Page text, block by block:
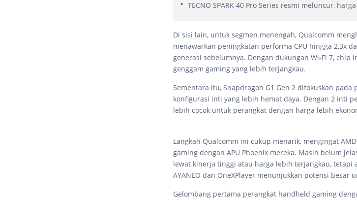
TECNO SPARK 40 Pro Series resmi meluncur,
Di sisi lain, untuk segmen menengah, Qualcomm
menawarkan peningkatan performa CPU hingga 2,3x
generasi sebelumnya. Dengan dukungan Wi-Fi 7, chip
genggam gaming yang lebih terjangkau.
Sementara itu, Snapdragon G1 Gen 2 difokuskan
konfigurasi inti yang lebih hemat daya. Dengan 2 inti
lebih cocok untuk perangkat dengan harga lebih
Langkah Qualcomm ini cukup menarik, mengingat
gaming dengan APU Phoenix mereka. Masih belum
lewat kinerja tinggi atau harga lebih terjangkau, tetapi
AYANEO dan OneXPlayer menunjukkan potensi besar
Gelombang pertama perangkat handheld gaming